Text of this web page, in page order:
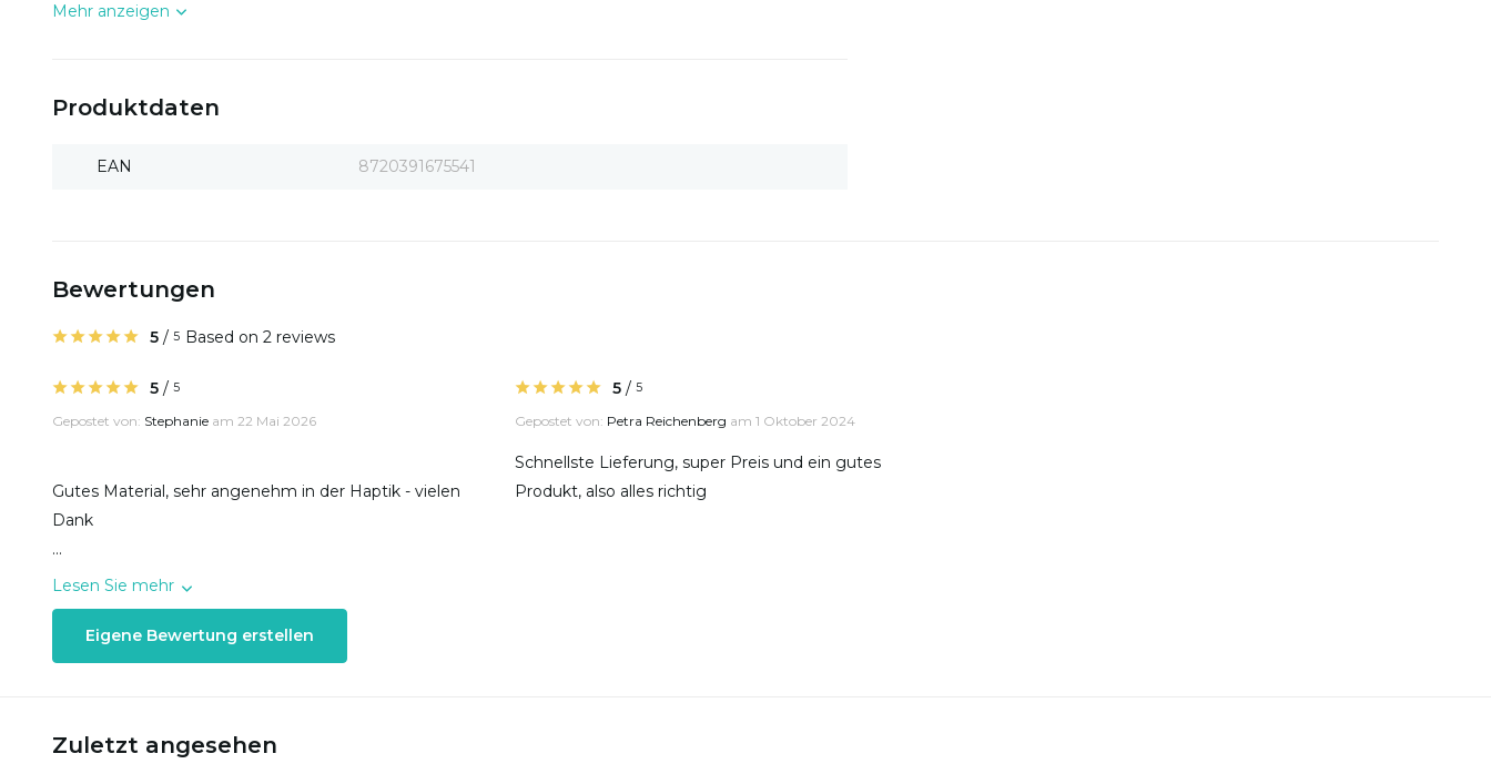
Mehr anzeigen
Produktdaten
EAN 8720391675541
Bewertungen
5 / 5 Based on 2 reviews
5 / 5
Gepostet von: Stephanie am 22 Mai 2026
Gutes Material, sehr angenehm in der Haptik - vielen
Dank
...
Lesen Sie mehr
5/ 5
Gepostet von: Petra Reichenberg am 1 Oktober 2024
Schnellste Lieferung, super Preis und ein gutes
Produkt, also alles richtig
Eigene Bewertung erstellen
Zuletzt angesehen